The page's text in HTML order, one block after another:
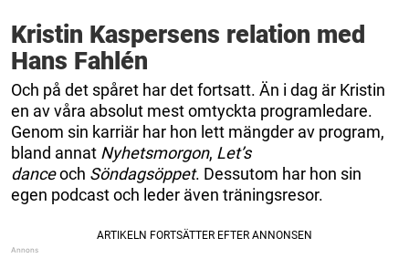
Kristin Kaspersens relation med
Hans Fahlén
Och på det spåret har det fortsatt. Än i dag är Kristin
en av våra absolut mest omtyckta programledare.
Genom sin karriär har hon lett mängder av program,
bland annat Nyhetsmorgon, Let’s
danceoch Söndagsöppet. Dessutom har hon sin
egen podcast och leder även träningsresor.